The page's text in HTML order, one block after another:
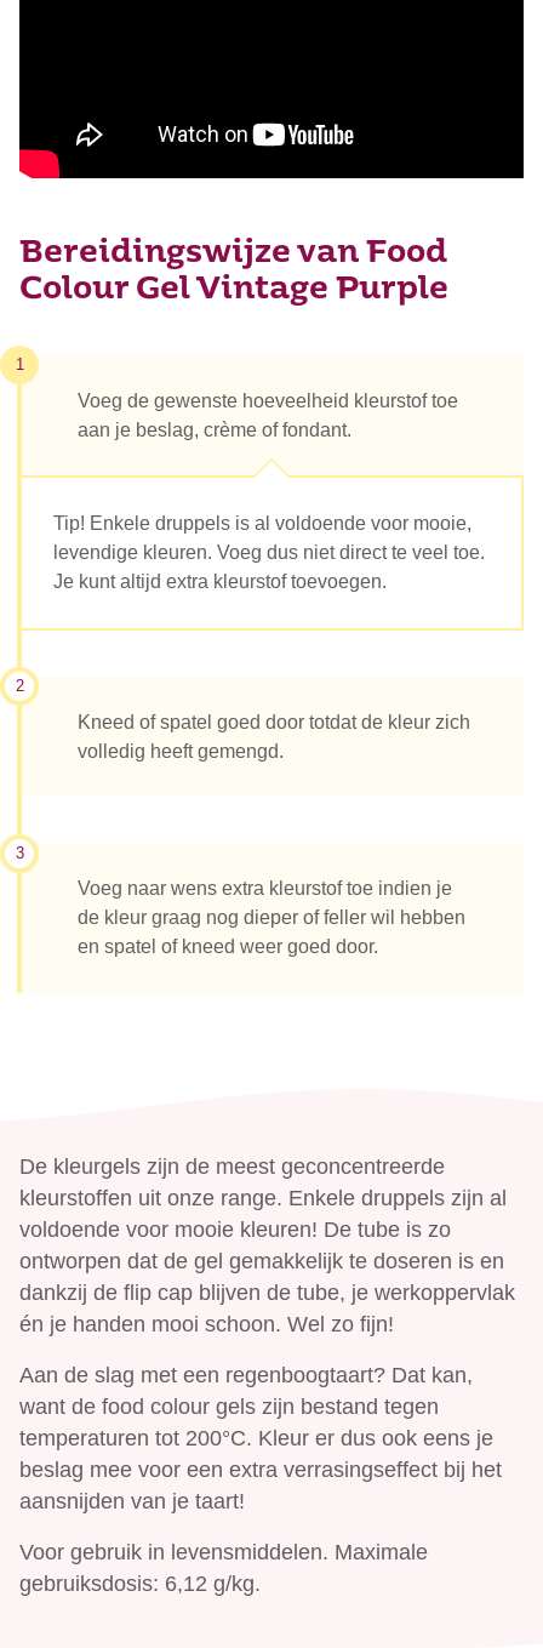
Bereidingswijze van Food
Colour Gel Vintage Purple
1
Voeg de gewenste hoeveelheid kleurstof toe
aan je beslag, crème of fondant.
Tip! Enkele druppels is al voldoende voor mooie,
levendige kleuren. Voeg dus niet direct te veel toe.
Je kunt altijd extra kleurstof toevoegen.
2
Kneed of spatel goed door totdat de kleur zich
volledig heeft gemengd.
3
Voeg naar wens extra kleurstof toe indien je
de kleur graag nog dieper of feller wil hebben
en spatel of kneed weer goed door.
De kleurgels zijn de meest geconcentreerde
kleurstoffen uit onze range. Enkele druppels zijn al
voldoende voor mooie kleuren! De tube is zo
ontworpen dat de gel gemakkelijk te doseren is en
dankzij de flip cap blijven de tube, je werkoppervlak
én je handen mooi schoon. Wel zo fijn!
Aan de slag met een regenboogtaart? Dat kan,
want de food colour gels zijn bestand tegen
temperaturen tot 200°C. Kleur er dus ook eens je
beslag mee voor een extra verrasingseffect bij het
aansnijden van je taart!
Voor gebruik in levensmiddelen. Maximale
gebruiksdosis: 6,12 g/kg.